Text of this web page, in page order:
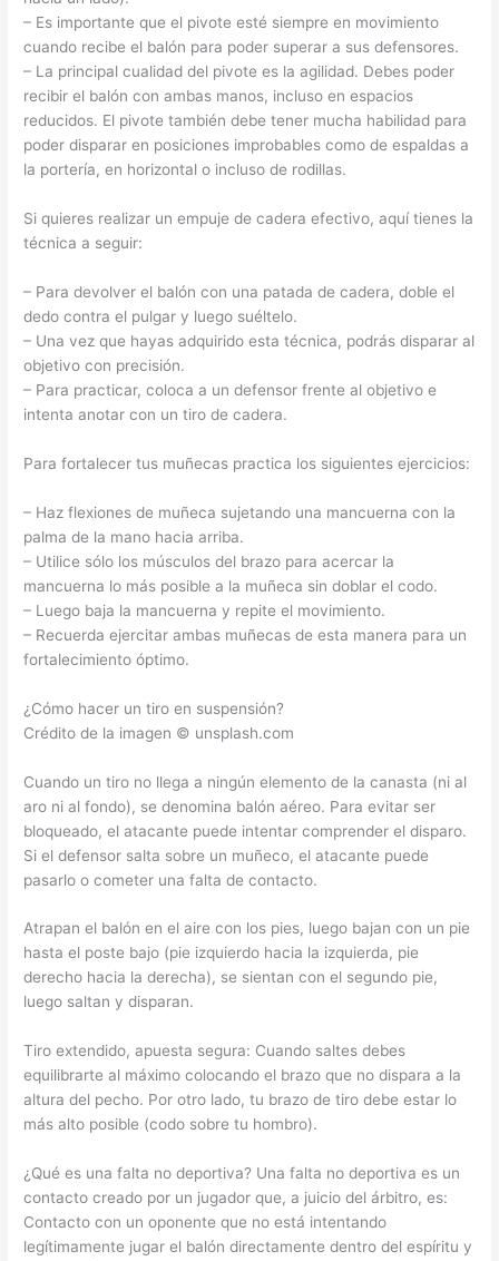
– Es importante que el pivote esté siempre en movimiento
cuando recibe el balón para poder superar a sus defensores.
– La principal cualidad del pivote es la agilidad. Debes poder
recibir el balón con ambas manos, incluso en espacios
reducidos. El pivote también debe tener mucha habilidad para
poder disparar en posiciones improbables como de espaldas a
la portería, en horizontal o incluso de rodillas.
Si quieres realizar un empuje de cadera efectivo, aquí tienes la
técnica a seguir:
– Para devolver el balón con una patada de cadera, doble el
dedo contra el pulgar y luego suéltelo.
– Una vez que hayas adquirido esta técnica, podrás disparar al
objetivo con precisión.
– Para practicar, coloca a un defensor frente al objetivo e
intenta anotar con un tiro de cadera.
Para fortalecer tus muñecas practica los siguientes ejercicios:
– Haz flexiones de muñeca sujetando una mancuerna con la
palma de la mano hacia arriba.
– Utilice sólo los músculos del brazo para acercar la
mancuerna lo más posible a la muñeca sin doblar el codo.
– Luego baja la mancuerna y repite el movimiento.
– Recuerda ejercitar ambas muñecas de esta manera para un
fortalecimiento óptimo.
¿Cómo hacer un tiro en suspensión?
Crédito de la imagen © unsplash.com
Cuando un tiro no llega a ningún elemento de la canasta (ni al
aro ni al fondo), se denomina balón aéreo. Para evitar ser
bloqueado, el atacante puede intentar comprender el disparo.
Si el defensor salta sobre un muñeco, el atacante puede
pasarlo o cometer una falta de contacto.
Atrapan el balón en el aire con los pies, luego bajan con un pie
hasta el poste bajo (pie izquierdo hacia la izquierda, pie
derecho hacia la derecha), se sientan con el segundo pie,
luego saltan y disparan.
Tiro extendido, apuesta segura: Cuando saltes debes
equilibrarte al máximo colocando el brazo que no dispara a la
altura del pecho. Por otro lado, tu brazo de tiro debe estar lo
más alto posible (codo sobre tu hombro).
¿Qué es una falta no deportiva? Una falta no deportiva es un
contacto creado por un jugador que, a juicio del árbitro, es:
Contacto con un oponente que no está intentando
legítimamente jugar el balón directamente dentro del espíritu y